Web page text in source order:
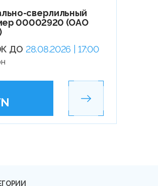
сверлильный
00002920 (ОАО
ДО 28.08.2026 | 17:00